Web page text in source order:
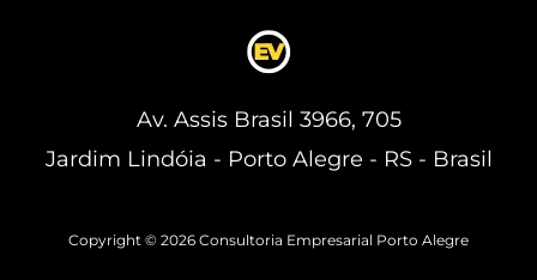
Av. Assis Brasil 3966, 705
Jardim Lindóia - Porto Alegre - RS - Brasil
Copyright © 2026 Consultoria Empresarial Porto Alegre